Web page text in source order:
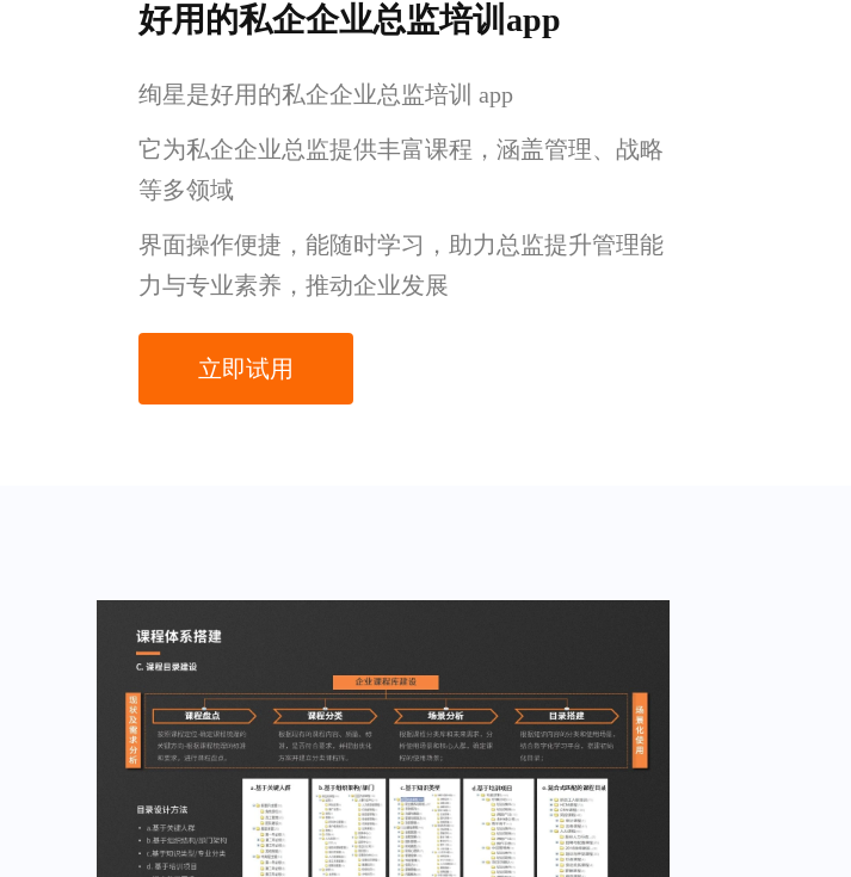
好用的私企企业总监培训app
绚星是好用的私企企业总监培训 app
它为私企企业总监提供丰富课程，涵盖管理、战略
等多领域
界面操作便捷，能随时学习，助力总监提升管理能
力与专业素养，推动企业发展
立即试用